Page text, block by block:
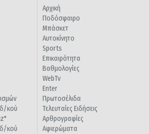
κού
κού
Αρχική
Ποδόσφαιρο
Μπάσκετ
Αυτοκίνητο
Sports
Επικαιρότητα
Βαθμολογίες
WebTv
Enter
Πρωτοσέλιδα
Τελευταίες Ειδήσεις
Αρθρογραφίες
Αφιερώματα